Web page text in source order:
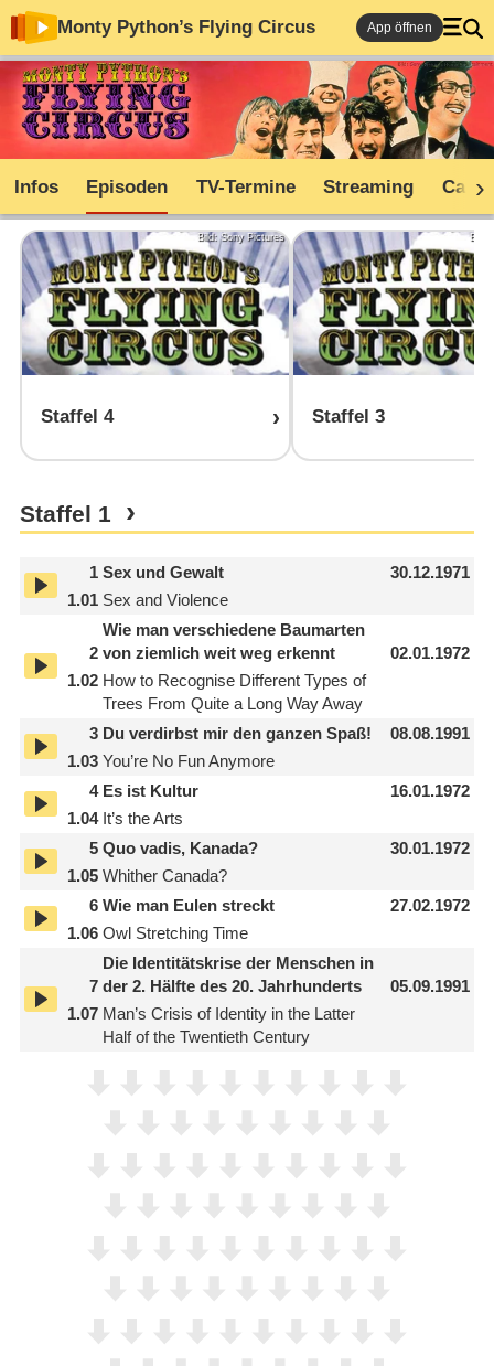
Monty Python’s Flying Circus App öffnen
Infos Episoden TV-Termine Streaming Cast
Bild: Sony Pictures
Staffel 4
Bild:
Staffel 3
Staffel 1
1
1.01
Sex und Gewalt
Sex and Violence
30.12.1971
2
1.02
Wie man verschiedene Baumarten
von ziemlich weit weg erkennt
How to Recognise Different Types of
Trees From Quite a Long Way Away
02.01.1972
3
1.03
Du verdirbst mir den ganzen Spaß!
You’re No Fun Anymore
08.08.1991
4
1.04
Es ist Kultur
It’s the Arts
16.01.1972
5
1.05
Quo vadis, Kanada?
Whither Canada?
30.01.1972
6
1.06
Wie man Eulen streckt
Owl Stretching Time
27.02.1972
7
1.07
Die Identitätskrise der Menschen in
der 2. Hälfte des 20. Jahrhunderts
Man’s Crisis of Identity in the Latter
Half of the Twentieth Century
05.09.1991